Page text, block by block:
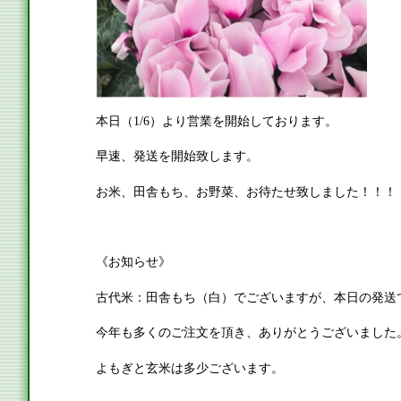
本日（1/6）より営業を開始しております。
早速、発送を開始致します。
お米、田舎もち、お野菜、お待たせ致しました！！！
《お知らせ》
古代米：田舎もち（白）でございますが、本日の発
今年も多くのご注文を頂き、ありがとうございました
よもぎと玄米は多少ございます。